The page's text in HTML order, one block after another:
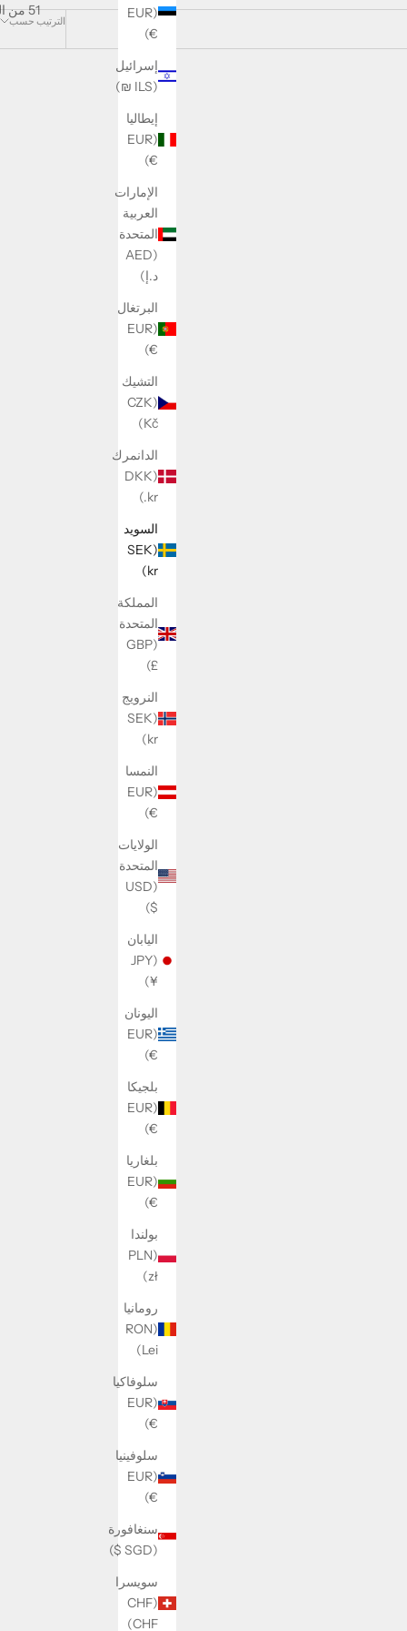
(EUR
€)
إسرائيل
(ILS ₪)
إيطاليا
(EUR
€)
الإمارات
العربية
المتحدة
(AED
د.إ)
البرتغال
(EUR
€)
التشيك
(CZK
Kč)
الدانمرك
(DKK
kr.)
السويد
(SEK
kr)
المملكة
المتحدة
(GBP
£)
النرويج
(SEK
kr)
النمسا
(EUR
€)
الولايات
المتحدة
(USD
$)
اليابان
(JPY
¥)
اليونان
(EUR
€)
بلجيكا
(EUR
€)
بلغاريا
(EUR
€)
بولندا
(PLN
zł)
رومانيا
(RON
Lei)
سلوفاكيا
(EUR
€)
سلوفينيا
(EUR
€)
سنغافورة
(SGD $)
سويسرا
(CHF
CHF)
الترتيب حسب
51 من المنتجات
Flower Earrings
السعر بعد الخصم
299 kr
Crisscross ring
السعر بعد الخصم
Basic chain Bracelet
السعر بعد الخصم